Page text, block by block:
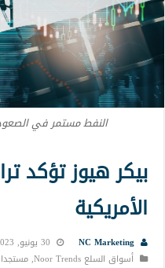
النفط مستمر في
بيكر هيوز تؤكد
الأمريكية
NC Marketing
30 يونيو, 2023 10:19 م
أسواق السلع Noor Trends
,